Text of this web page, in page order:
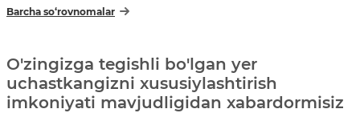
Barcha so‘rovnomalar
O'zingizga tegishli bo'lgan yer
uchastkangizni xususiylashtirish
imkoniyati mavjudligidan xabardormisiz